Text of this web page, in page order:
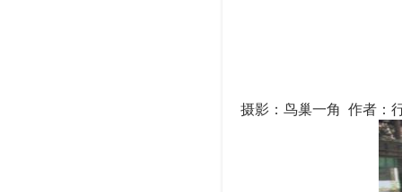
摄影：鸟巢一角 作者：